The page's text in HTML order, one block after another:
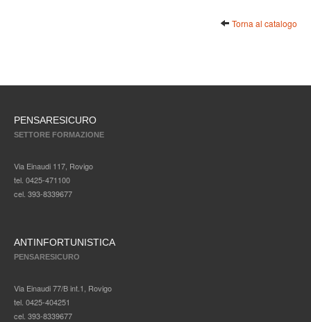
Torna al catalogo
PENSARESICURO
SETTORE FORMAZIONE
Via Einaudi 117, Rovigo
tel. 0425-471100
cel. 393-8339677
ANTINFORTUNISTICA
PENSARESICURO
Via Einaudi 77/B int.1, Rovigo
tel. 0425-404251
cel. 393-8339677